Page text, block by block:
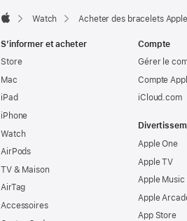
Watch Acheter des bracelets
S’informer et acheter
Store
Mac
iPad
iPhone
Watch
AirPods
TV & Maison
AirTag
Accessoires
Compte
Gérer le
Compte
iCloud.com
Apple One
Apple TV
Apple Music
Apple
App Store